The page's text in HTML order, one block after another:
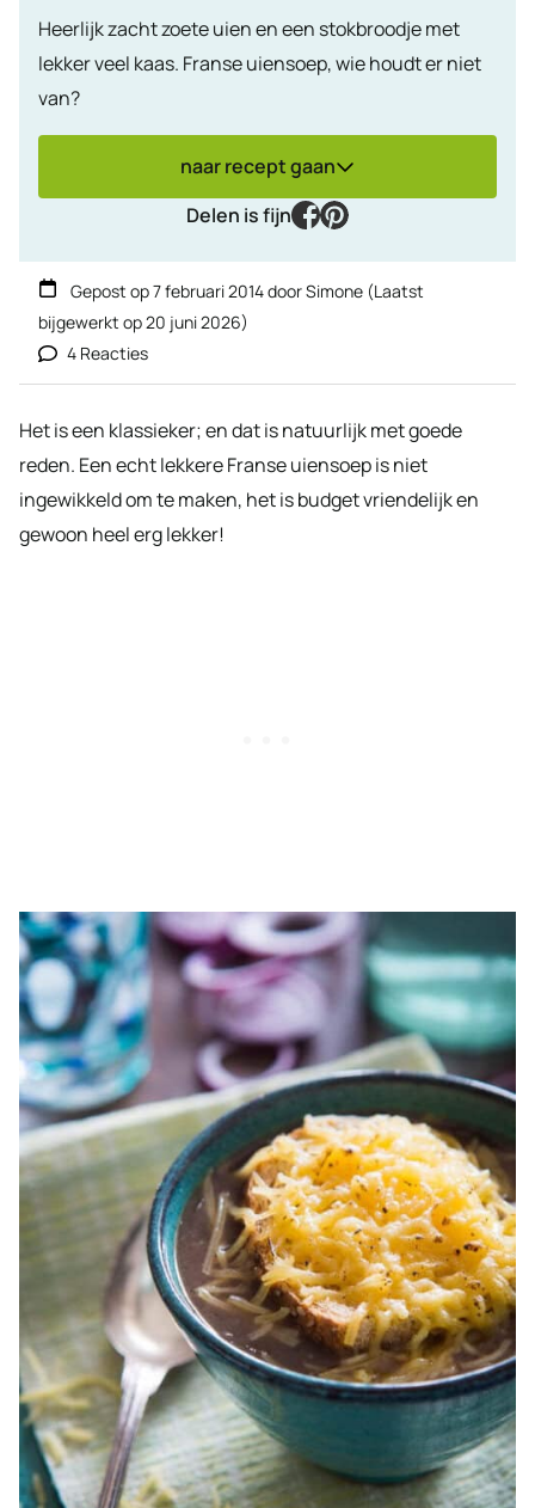
Heerlijk zacht zoete uien en een stokbroodje met
lekker veel kaas. Franse uiensoep, wie houdt er niet
van?
naar recept gaan
Delen is fijn
facebook
pinterest
Gepost op7 februari 2014doorSimone (Laatst
bijgewerkt op20 juni 2026)
4 Reacties
Het is een klassieker; en dat is natuurlijk met goede
reden. Een echt lekkere Franse uiensoep is niet
ingewikkeld om te maken, het is budget vriendelijk en
gewoon heel erg lekker!